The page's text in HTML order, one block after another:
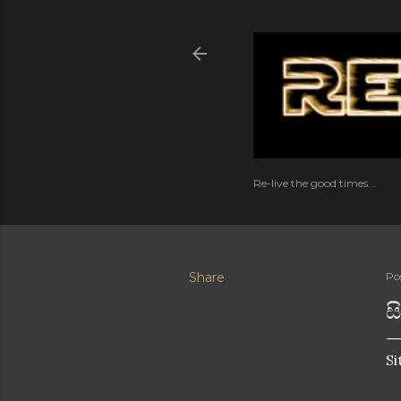
Re-live the good times...
Share